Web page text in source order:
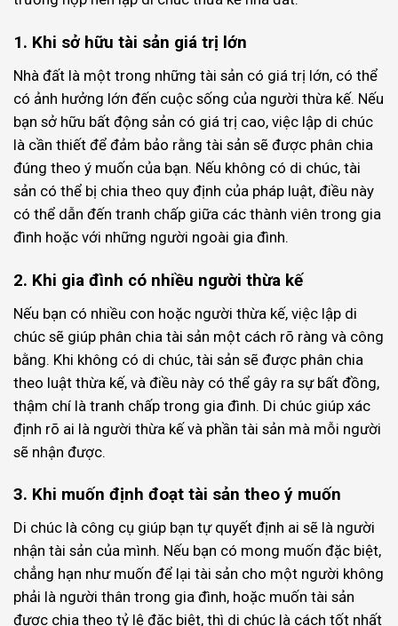
1. Khi sở hữu tài sản giá trị lớn
Nhà đất là một trong những tài sản có giá trị lớn, có thể
có ảnh hưởng lớn đến cuộc sống của người thừa kế. Nếu
bạn sở hữu bất động sản có giá trị cao, việc lập di chúc
là cần thiết để đảm bảo rằng tài sản sẽ được phân chia
đúng theo ý muốn của bạn. Nếu không có di chúc, tài
sản có thể bị chia theo quy định của pháp luật, điều này
có thể dẫn đến tranh chấp giữa các thành viên trong gia
đình hoặc với những người ngoài gia đình.
2. Khi gia đình có nhiều người thừa kế
Nếu bạn có nhiều con hoặc người thừa kế, việc lập di
chúc sẽ giúp phân chia tài sản một cách rõ ràng và công
bằng. Khi không có di chúc, tài sản sẽ được phân chia
theo luật thừa kế, và điều này có thể gây ra sự bất đồng,
thậm chí là tranh chấp trong gia đình. Di chúc giúp xác
định rõ ai là người thừa kế và phần tài sản mà mỗi người
sẽ nhận được.
3. Khi muốn định đoạt tài sản theo ý muốn
Di chúc là công cụ giúp bạn tự quyết định ai sẽ là người
nhận tài sản của mình. Nếu bạn có mong muốn đặc biệt,
chẳng hạn như muốn để lại tài sản cho một người không
phải là người thân trong gia đình, hoặc muốn tài sản
được chia theo tỷ lệ đặc biệt, thì di chúc là cách tốt nhất